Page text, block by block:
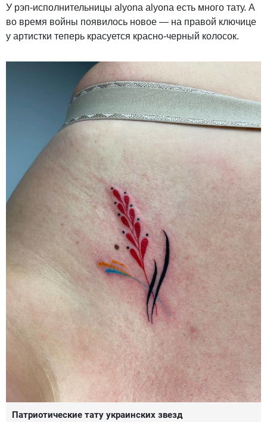
У рэп-исполнительницы alyona alyona есть много тату. А
во время войны появилось новое — на правой ключице
у артистки теперь красуется красно-черный колосок.
Патриотические тату украинских звезд